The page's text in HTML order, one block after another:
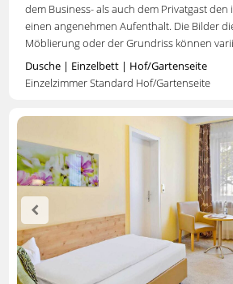
dem Business- als auch dem Privatgast
einen angenehmen Aufenthalt. Die Bilder
Möblierung oder der Grundriss können
Dusche | Einzelbett | Hof/Gartenseite
Einzelzimmer Standard Hof/Gartenseite